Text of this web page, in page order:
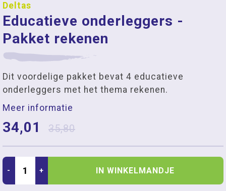
Deltas
Educatieve onderleggers -
Pakket rekenen
Dit voordelige pakket bevat 4 educatieve
onderleggers met het thema rekenen.
Meer informatie
34,01 35,80
- + IN WINKELMANDJE